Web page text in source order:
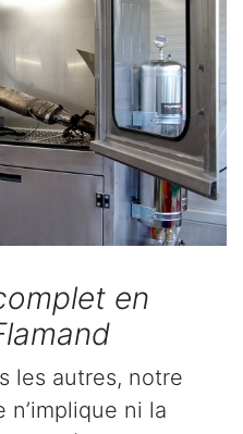
en
les autres, notre
ni la